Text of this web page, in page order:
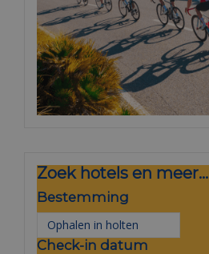
Zoek hotels en meer...
Bestemming
Check-in datum